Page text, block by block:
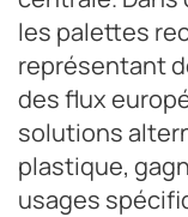
les palettes
représentant
des flux
solutions
plastique,
usages